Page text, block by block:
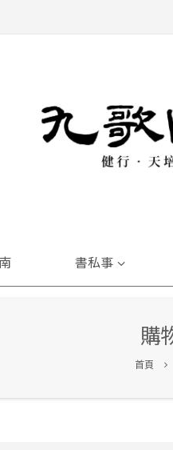
書私事
購
首頁